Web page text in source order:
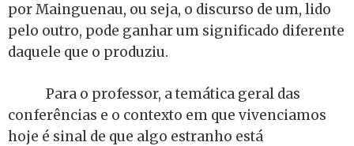
por Mainguenau, ou seja, o discurso de um, lido
pelo outro, pode ganhar um significado diferente
daquele que o produziu.
Para o professor, a temática geral das
conferências e o contexto em que vivenciamos
hoje é sinal de que algo estranho está